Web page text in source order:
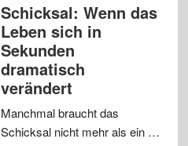
Schicksal: Wenn das
Leben sich in
Sekunden
dramatisch
verändert
Manchmal braucht das
Schicksal nicht mehr als ein …